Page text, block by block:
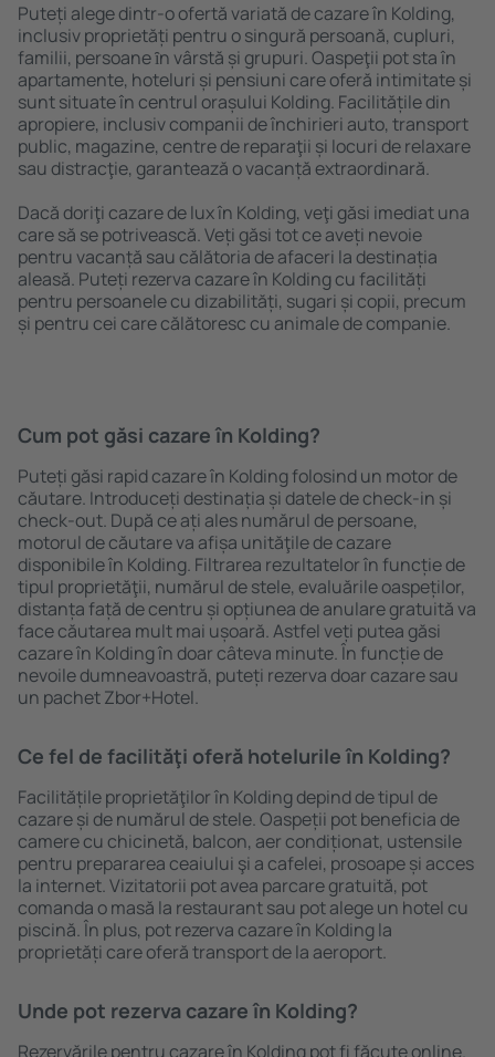
Puteți alege dintr-o ofertă variată de cazare în Kolding,
inclusiv proprietăți pentru o singură persoană, cupluri,
familii, persoane ȋn vârstă și grupuri. Oaspeţii pot sta în
apartamente, hoteluri și pensiuni care oferă intimitate și
sunt situate în centrul orașului Kolding. Facilitățile din
apropiere, inclusiv companii de închirieri auto, transport
public, magazine, centre de reparaţii și locuri de relaxare
sau distracţie, garantează o vacanță extraordinară.
Dacă doriţi cazare de lux în Kolding, veţi găsi imediat una
care să se potrivească. Veți găsi tot ce aveți nevoie
pentru vacanță sau călătoria de afaceri la destinația
aleasă. Puteți rezerva cazare în Kolding cu facilități
pentru persoanele cu dizabilități, sugari și copii, precum
și pentru cei care călătoresc cu animale de companie.
Cum pot găsi cazare în Kolding?
Puteți găsi rapid cazare în Kolding folosind un motor de
căutare. Introduceți destinația și datele de check-in și
check-out. După ce ați ales numărul de persoane,
motorul de căutare va afișa unităţile de cazare
disponibile în Kolding. Filtrarea rezultatelor în funcție de
tipul proprietăţii, numărul de stele, evaluările oaspeților,
distanța față de centru și opțiunea de anulare gratuită va
face căutarea mult mai ușoară. Astfel veți putea găsi
cazare în Kolding în doar câteva minute. În funcție de
nevoile dumneavoastră, puteți rezerva doar cazare sau
un pachet Zbor+Hotel.
Ce fel de facilităţi oferă hotelurile în Kolding?
Facilitățile proprietăţilor în Kolding depind de tipul de
cazare și de numărul de stele. Oaspeții pot beneficia de
camere cu chicinetă, balcon, aer condiționat, ustensile
pentru prepararea ceaiului şi a cafelei, prosoape și acces
la internet. Vizitatorii pot avea parcare gratuită, pot
comanda o masă la restaurant sau pot alege un hotel cu
piscină. În plus, pot rezerva cazare în Kolding la
proprietăți care oferă transport de la aeroport.
Unde pot rezerva cazare în Kolding?
Rezervările pentru cazare în Kolding pot fi făcute online.